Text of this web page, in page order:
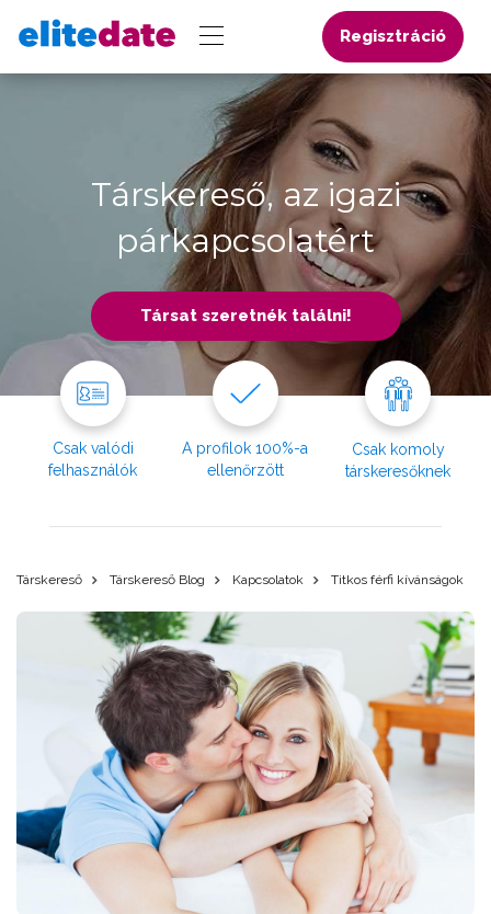
Regisztráció
Társkereső, az igazi
párkapcsolatért
Társat szeretnék találni!
Csak valódi
felhasználók
A profilok 100%-a
ellenőrzött
Csak komoly
társkeresőknek
Társkereső Társkereső Blog Kapcsolatok Titkos férfi kívánságok